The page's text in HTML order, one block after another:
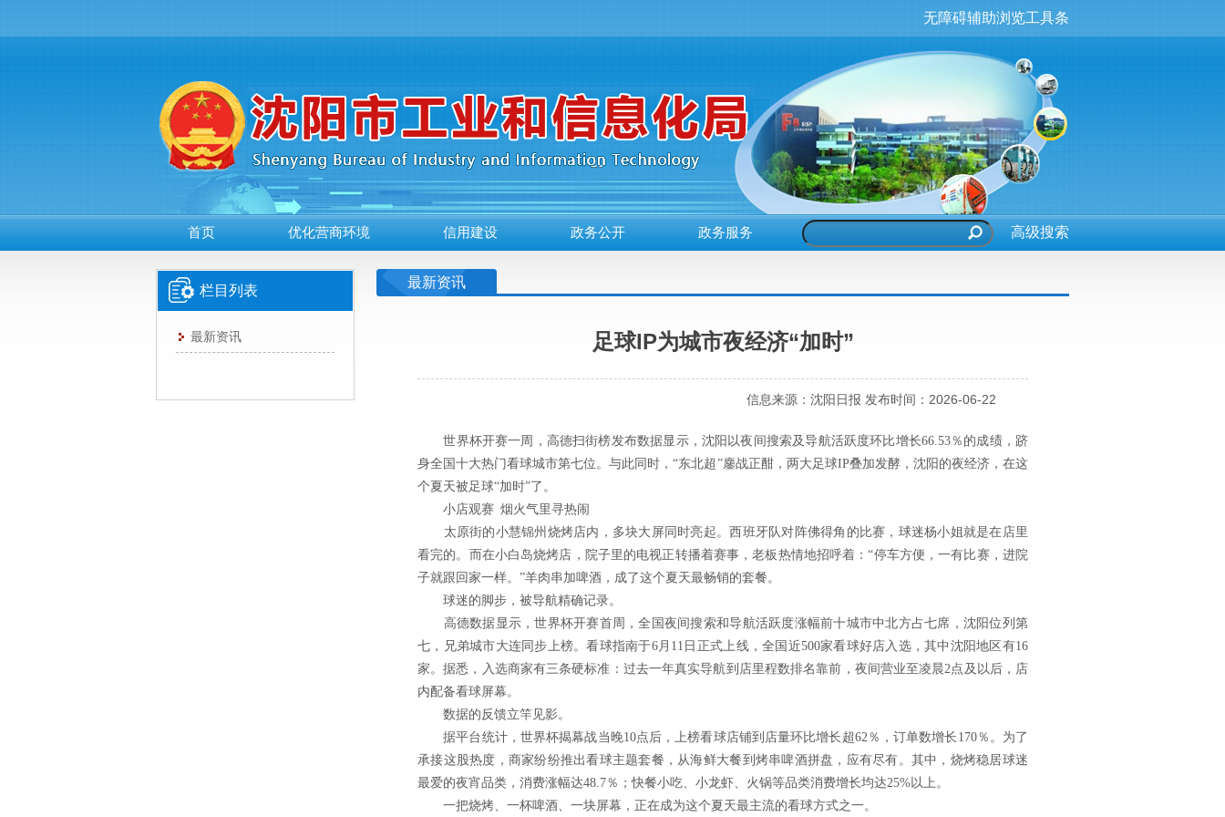
无障碍辅助浏览工具条
首页 优化营商环境 信用建设 政务公开 政务服务
栏目列表
最新资讯
最新资讯
足球IP为城市夜经济“加时”
信息来源：沈阳日报 发布时间：2026-06-22
世界杯开赛一周，高德扫街榜发布数据显示，沈阳以夜间搜索及导航活跃度环比增长66.53％的成绩，跻
身全国十大热门看球城市第七位。与此同时，“东北超”鏖战正酣，两大足球IP叠加发酵，沈阳的夜经济，在这
个夏天被足球“加时”了。
小店观赛 烟火气里寻热闹
太原街的小慧锦州烧烤店内，多块大屏同时亮起。西班牙队对阵佛得角的比赛，球迷杨小姐就是在店里
看完的。而在小白岛烧烤店，院子里的电视正转播着赛事，老板热情地招呼着：“停车方便，一有比赛，进院
子就跟回家一样。”羊肉串加啤酒，成了这个夏天最畅销的套餐。
球迷的脚步，被导航精确记录。
高德数据显示，世界杯开赛首周，全国夜间搜索和导航活跃度涨幅前十城市中北方占七席，沈阳位列第
七，兄弟城市大连同步上榜。看球指南于6月11日正式上线，全国近500家看球好店入选，其中沈阳地区有16
家。据悉，入选商家有三条硬标准：过去一年真实导航到店里程数排名靠前，夜间营业至凌晨2点及以后，店
内配备看球屏幕。
数据的反馈立竿见影。
据平台统计，世界杯揭幕战当晚10点后，上榜看球店铺到店量环比增长超62％，订单数增长170％。为了
承接这股热度，商家纷纷推出看球主题套餐，从海鲜大餐到烤串啤酒拼盘，应有尽有。其中，烧烤稳居球迷
最爱的夜宵品类，消费涨幅达48.7％；快餐小吃、小龙虾、火锅等品类消费增长均达25%以上。
一把烧烤、一杯啤酒、一块屏幕，正在成为这个夏天最主流的看球方式之一。